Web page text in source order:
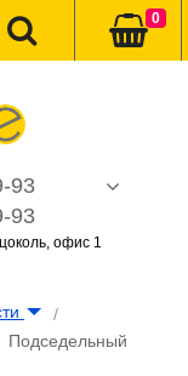
93
93
офис 1
0
Подседельный